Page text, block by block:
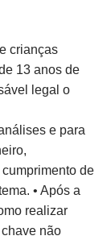
crianças
13 anos de
legal o
e para
de
• Após a
realizar
não